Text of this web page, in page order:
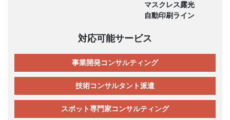
マスクレス露光
自動印刷ライン
対応可能サービス
事業開発コンサルティング
技術コンサルタント派遣
スポット専門家コンサルティング